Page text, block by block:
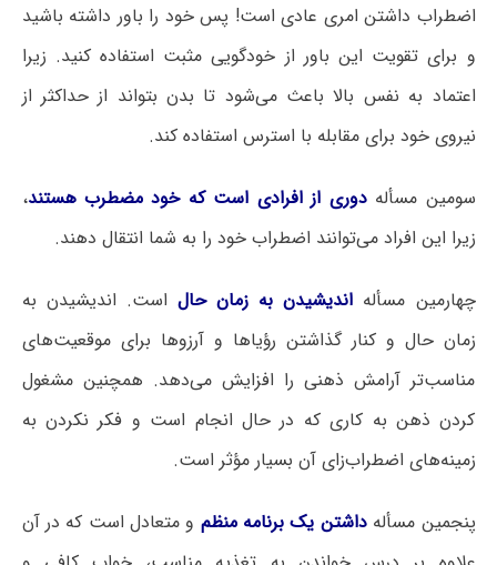
اضطراب داشتن امری عادی است! پس خود را باور داشته باشید
و برای تقویت این باور از خودگویی مثبت استفاده کنید. زیرا
اعتماد به نفس بالا باعث می‌شود تا بدن بتواند از حداکثر از
نیروی خود برای مقابله با استرس استفاده کند.
سومین مسألهدوری از افرادی است که خود مضطرب هستند،
زیرا این افراد می‌توانند اضطراب خود را به شما انتقال دهند.
چهارمین مسأله اندیشیدن به زمان حال است. اندیشیدن به
زمان حال و کنار گذاشتن رؤیاها و آرزوها برای موقعیت‌های
مناسب‌تر آرامش ذهنی را افزایش می‌دهد. همچنین مشغول
کردن ذهن به کاری که در حال انجام است و فکر نکردن به
زمینه‌های اضطراب‌زای آن بسیار مؤثر است.
پنجمین مسألهداشتن یک برنامه منظم و متعادل است که در آن